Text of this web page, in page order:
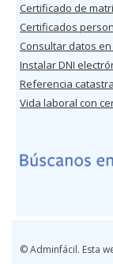
Certificado de
Certificados
Consultar datos
Instalar DNI
Referencia
Vida laboral con
© Adminfácil. Esta